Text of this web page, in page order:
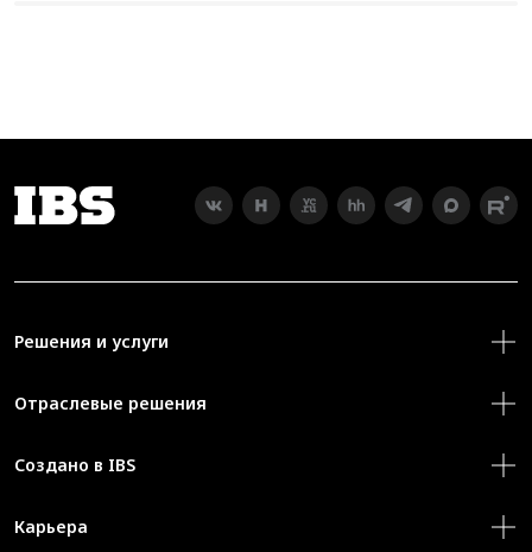
Решения и услуги
Отраслевые решения
Создано в IBS
Карьера